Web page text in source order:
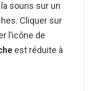
souris sur un
Cliquer sur
l’icône de
est réduite à